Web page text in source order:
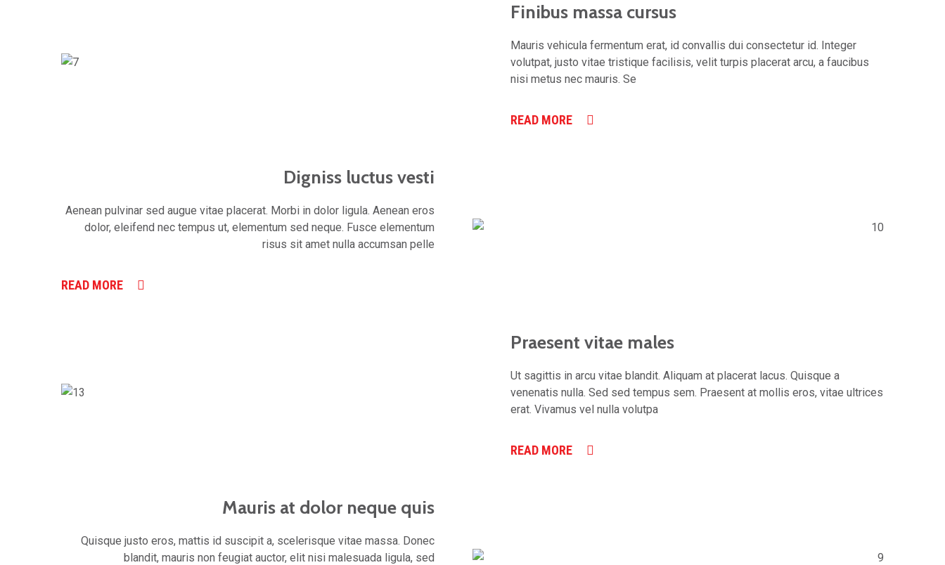
Finibus massa cursus
Mauris vehicula fermentum erat, id convallis dui consectetur id. Integer
volutpat, justo vitae tristique facilisis, velit turpis placerat arcu, a faucibus
nisi metus nec mauris. Se
READ MORE
Digniss luctus vesti
Aenean pulvinar sed augue vitae placerat. Morbi in dolor ligula. Aenean eros
dolor, eleifend nec tempus ut, elementum sed neque. Fusce elementum
risus sit amet nulla accumsan pelle
READ MORE
Praesent vitae males
Ut sagittis in arcu vitae blandit. Aliquam at placerat lacus. Quisque a
venenatis nulla. Sed sed tempus sem. Praesent at mollis eros, vitae ultrices
erat. Vivamus vel nulla volutpa
READ MORE
Mauris at dolor neque quis
Quisque justo eros, mattis id suscipit a, scelerisque vitae massa. Donec
blandit, mauris non feugiat auctor, elit nisi malesuada ligula, sed